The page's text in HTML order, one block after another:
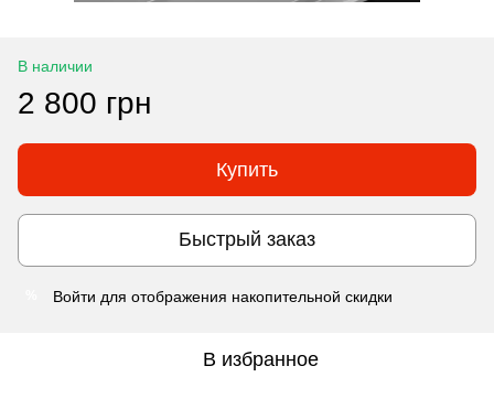
В наличии
2 800 грн
Купить
Быстрый заказ
Войти для отображения накопительной скидки
В избранное